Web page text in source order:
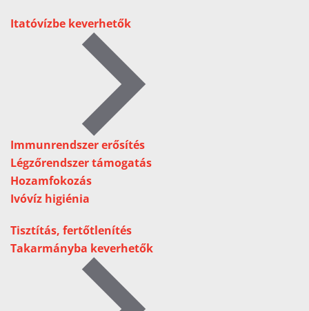
Itatóvízbe keverhetők
Immunrendszer erősítés
Légzőrendszer támogatás
Hozamfokozás
Ivóvíz higiénia
Tisztítás, fertőtlenítés
Takarmányba keverhetők